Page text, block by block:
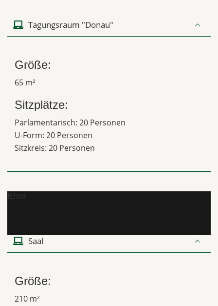
Tagungsraum "Donau"
Größe:
65 m²
Sitzplätze:
Parlamentarisch: 20 Personen
U-Form: 20 Personen
Sitzkreis: 20 Personen
Error
Saal
Größe:
210 m²